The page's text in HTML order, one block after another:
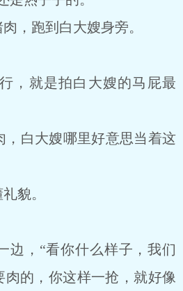
，跑到白大嫂身旁。
，就是拍白大嫂的马屁最
白大嫂哪里好意思当着这
貌。
，“看你什么样子，我们
肉的，你这样一抢，就好像